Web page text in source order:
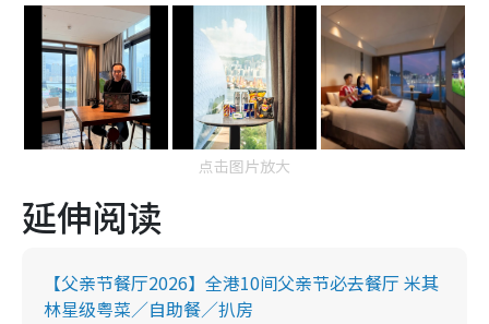
点击图片放大
延伸阅读
【父亲节餐厅2026】全港10间父亲节必去餐厅 米其
林星级粤菜／自助餐／扒房